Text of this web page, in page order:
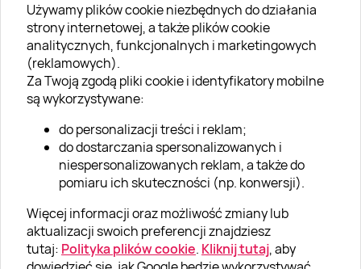
Używamy plików cookie niezbędnych do działania
strony internetowej, a także plików cookie
analitycznych, funkcjonalnych i marketingowych
(reklamowych).
Za Twoją zgodą pliki cookie i identyfikatory mobilne
są wykorzystywane:
do personalizacji treści i reklam;
do dostarczania spersonalizowanych i
niespersonalizowanych reklam, a także do
pomiaru ich skuteczności (np. konwersji).
Więcej informacji oraz możliwość zmiany lub
aktualizacji swoich preferencji znajdziesz
tutaj: Polityka plików cookie. Kliknij tutaj, aby
O SUPERPREZENTY
O nas
Aktualności
Kariera w Super Prezentach
Klub Lojalnościowy
Dodaj recenzję